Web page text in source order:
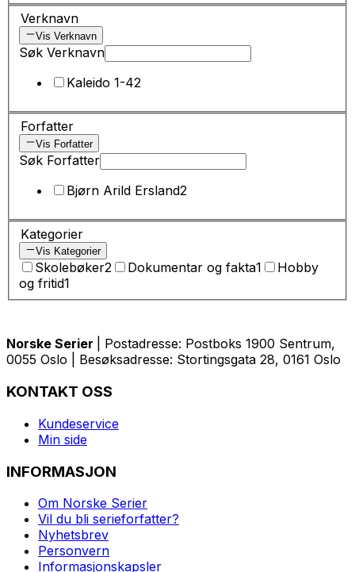
Verknavn
Vis Verknavn
Søk Verknavn
Kaleido 1-42
Forfatter
Vis Forfatter
Søk Forfatter
Bjørn Arild Ersland2
Kategorier
Vis Kategorier
Skolebøker2 Dokumentar og fakta1
Hobby
og fritid1
Norske Serier
| Postadresse: Postboks 1900 Sentrum,
0055 Oslo | Besøksadresse: Stortingsgata 28, 0161 Oslo
KONTAKT OSS
Kundeservice
Min side
INFORMASJON
Om Norske Serier
Vil du bli serieforfatter?
Nyhetsbrev
Personvern
Informasjonskapsler